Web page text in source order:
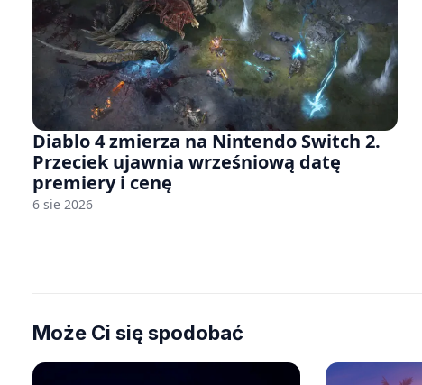
Diablo 4 zmierza na Nintendo Switch 2.
Przeciek ujawnia wrześniową datę
premiery i cenę
6 sie 2026
Może Ci się spodobać